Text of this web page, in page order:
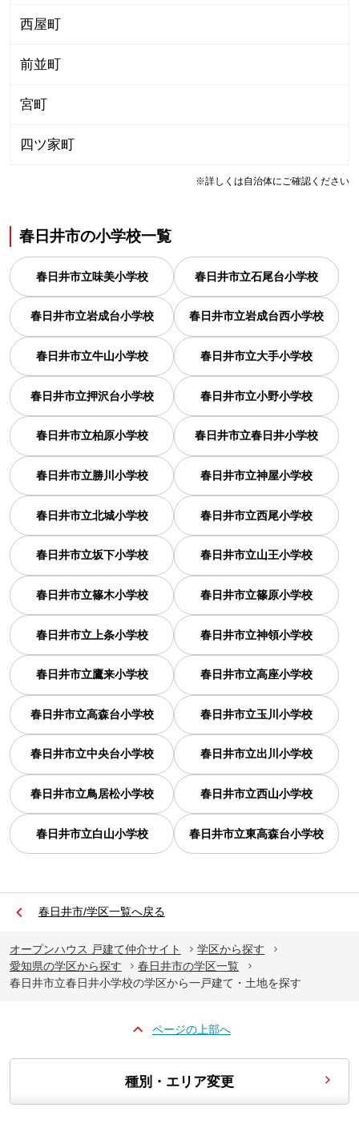
西屋町
前並町
宮町
四ツ家町
※詳しくは自治体にご確認ください
春日井市の小学校一覧
春日井市立味美小学校 春日井市立石尾台小学校
春日井市立岩成台小学校 春日井市立岩成台西小学校
春日井市立牛山小学校 春日井市立大手小学校
春日井市立押沢台小学校 春日井市立小野小学校
春日井市立柏原小学校 春日井市立春日井小学校
春日井市立勝川小学校 春日井市立神屋小学校
春日井市立北城小学校 春日井市立西尾小学校
春日井市立坂下小学校 春日井市立山王小学校
春日井市立篠木小学校 春日井市立篠原小学校
春日井市立上条小学校 春日井市立神領小学校
春日井市立鷹来小学校 春日井市立高座小学校
春日井市立高森台小学校 春日井市立玉川小学校
春日井市立中央台小学校 春日井市立出川小学校
春日井市立鳥居松小学校 春日井市立西山小学校
春日井市立白山小学校 春日井市立東高森台小学校
春日井市/学区一覧へ戻る
オープンハウス 戸建て仲介サイト
学区から探す
愛知県の学区から探す
春日井市の学区一覧
春日井市立春日井小学校の学区から一戸建て・土地を探す
ページの上部へ
種別・エリア変更